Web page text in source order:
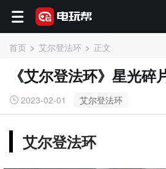
首页 艾尔登法环 正文
《艾尔登法环》星光碎
2023-02-01 艾尔登法环
艾尔登法环